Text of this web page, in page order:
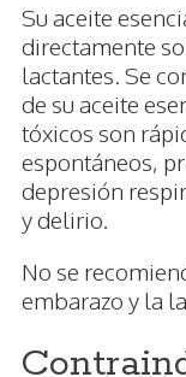
Su aceite
directamente
lactantes. Se
de su aceite
tóxicos son
espontáneos,
depresión
y delirio.
No se
embarazo y la